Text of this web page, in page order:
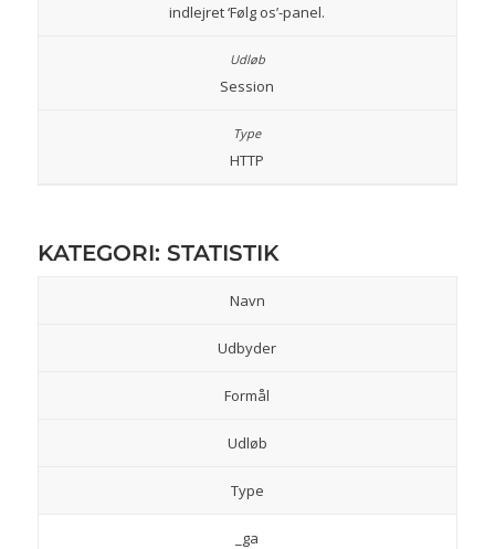
indlejret ‘Følg os’-panel.
Session
HTTP
KATEGORI: STATISTIK
Navn
Udbyder
Formål
Udløb
Type
_ga